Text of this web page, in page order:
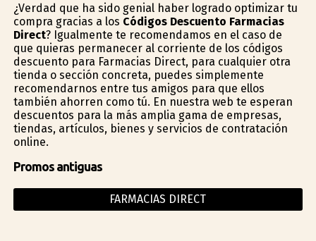
¿Verdad que ha sido genial haber logrado optimizar tu
compra gracias a los Códigos Descuento Farmacias
Direct? Igualmente te recomendamos en el caso de
que quieras permanecer al corriente de los códigos
descuento para Farmacias Direct, para cualquier otra
tienda o sección concreta, puedes simplemente
recomendarnos entre tus amigos para que ellos
también ahorren como tú. En nuestra web te esperan
descuentos para la más amplia gama de empresas,
tiendas, artículos, bienes y servicios de contratación
online.
Promos antiguas
FARMACIAS DIRECT